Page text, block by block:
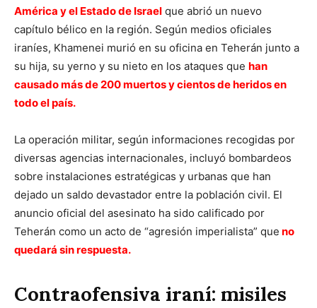
América y el Estado de Israel que abrió un nuevo
capítulo bélico en la región. Según medios oficiales
iraníes, Khamenei murió en su oficina en Teherán junto a
su hija, su yerno y su nieto en los ataques que han
causado más de 200 muertos y cientos de heridos en
todo el país.
La operación militar, según informaciones recogidas por
diversas agencias internacionales, incluyó bombardeos
sobre instalaciones estratégicas y urbanas que han
dejado un saldo devastador entre la población civil. El
anuncio oficial del asesinato ha sido calificado por
Teherán como un acto de “agresión imperialista” que no
quedará sin respuesta.
Contraofensiva iraní: misiles